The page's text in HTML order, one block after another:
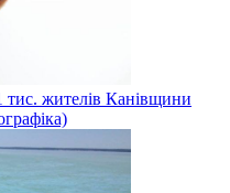
тис. жителів Канівщини